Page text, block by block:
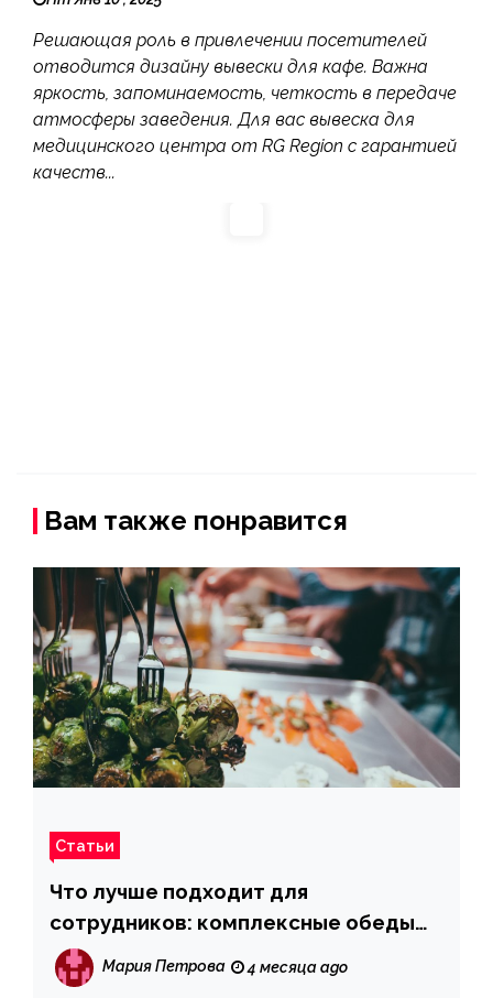
Решающая роль в привлечении посетителей
отводится дизайну вывески для кафе. Важна
яркость, запоминаемость, четкость в передаче
атмосферы заведения. Для вас вывеска для
медицинского центра от RG Region с гарантией
качеств...
Вам также понравится
Статьи
Что лучше подходит для
сотрудников: комплексные обеды
или готовые боксы
Мария Петрова 4 месяца ago